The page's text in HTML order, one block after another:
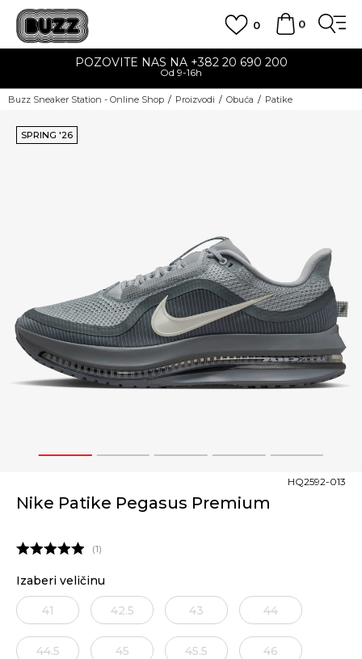
0
0
POZOVITE NAS NA +382 20 690 200
Od 9-16h
Buzz Sneaker Station - Online Shop Proizvodi Obuća Patike
1 2 3 4 5
SPRING '26
Nike Patike Pegasus Premium
HQ2592-013
1
Izaberi veličinu
41 42.5 43 44
44.5 45 45.5 46